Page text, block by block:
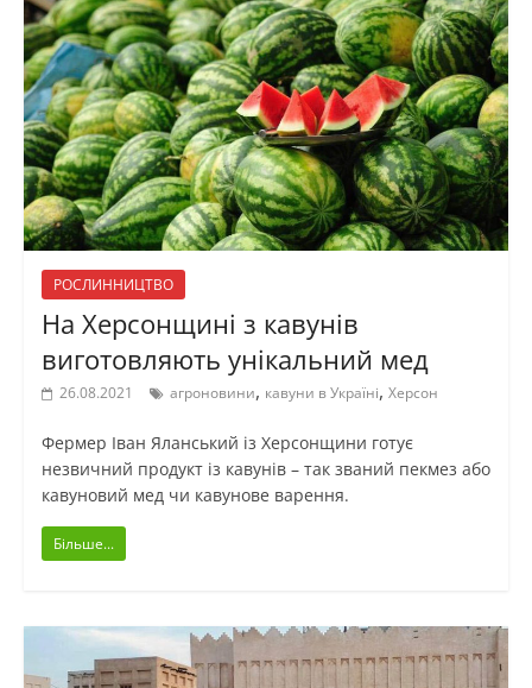
РОСЛИННИЦТВО
На Херсонщині з кавунів
виготовляють унікальний мед
26.08.2021 агроновини, кавуни в Україні, Херсон
Фермер Іван Яланський із Херсонщини готує
незвичний продукт із кавунів – так званий пекмез або
кавуновий мед чи кавунове варення.
Більше...